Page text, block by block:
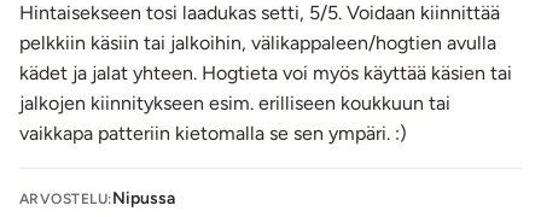
Hintaisekseen tosi laadukas setti, 5/5. Voidaan kiinnittää
pelkkiin käsiin tai jalkoihin, välikappaleen/hogtien avulla
kädet ja jalat yhteen. Hogtieta voi myös käyttää käsien tai
jalkojen kiinnitykseen esim. erilliseen koukkuun tai
vaikkapa patteriin kietomalla se sen ympäri. :)
ARVOSTELU:Nipussa